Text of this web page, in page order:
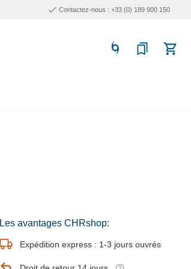
Contactez-nous : +33 (0) 189 900 150
Les avantages CHRshop:
Expédition express : 1-3 jours ouvrés